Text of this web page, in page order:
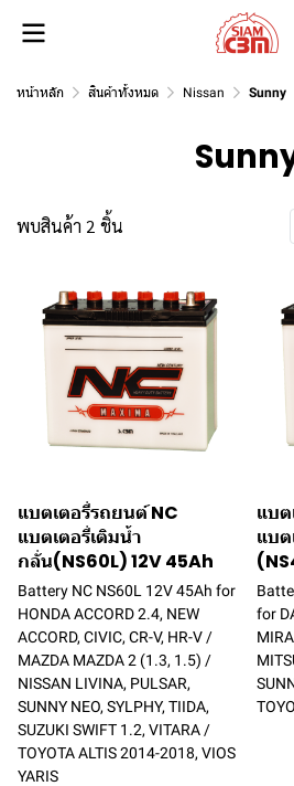
หน้าหลัก สินค้าทั้งหมด Nissan Sunny
พบสินค้า 2 ชิ้น
แบตเตอรี่รถยนต์ NC
แบตเตอรี่เติมน้ำ
กลั่น(NS60L) 12V 45Ah
Battery NC NS60L 12V 45Ah for
HONDA ACCORD 2.4, NEW
ACCORD, CIVIC, CR-V, HR-V /
MAZDA MAZDA 2 (1.3, 1.5) /
NISSAN LIVINA, PULSAR,
SUNNY NEO, SYLPHY, TIIDA,
SUZUKI SWIFT 1.2, VITARA /
TOYOTA ALTIS 2014-2018, VIOS
YARIS
แบต
แบต
for